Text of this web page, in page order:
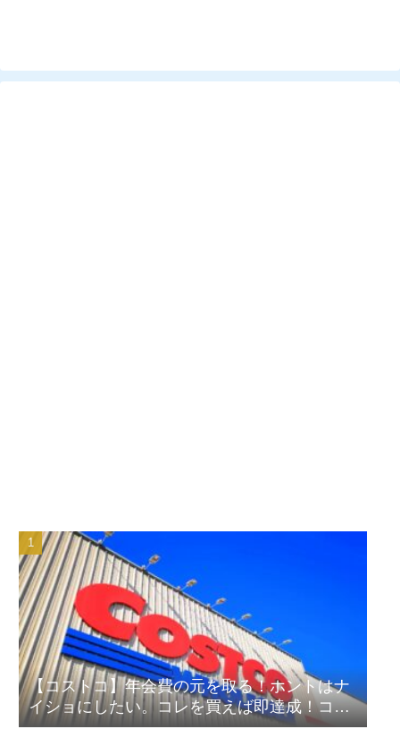
【コストコ】年会費の元を取る！ホントはナ
イショにしたい。コレを買えば即達成！コス
パ良しランキング！